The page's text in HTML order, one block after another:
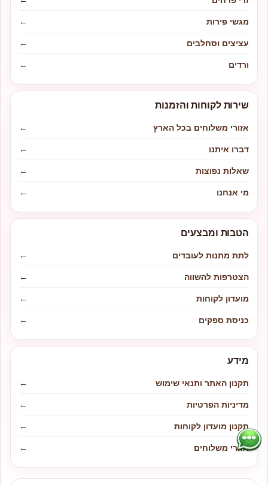
מגשי פירות
←
עציצים וסחלבים
←
ורדים
←
שירות לקוחות והזמנות
אזורי משלוחים בכל הארץ
←
דברו איתנו
←
שאלות נפוצות
←
מי אנחנו
←
הטבות ומבצעים
לתת מתנות לעובדים
←
הצטרפות להשווה
←
מועדון לקוחות
←
כניסת ספקים
←
מידע
תקנון האתר ותנאי שימוש
←
מדיניות הפרטיות
←
תקנון מועדון לקוחות
←
אזורי משלוחים
←